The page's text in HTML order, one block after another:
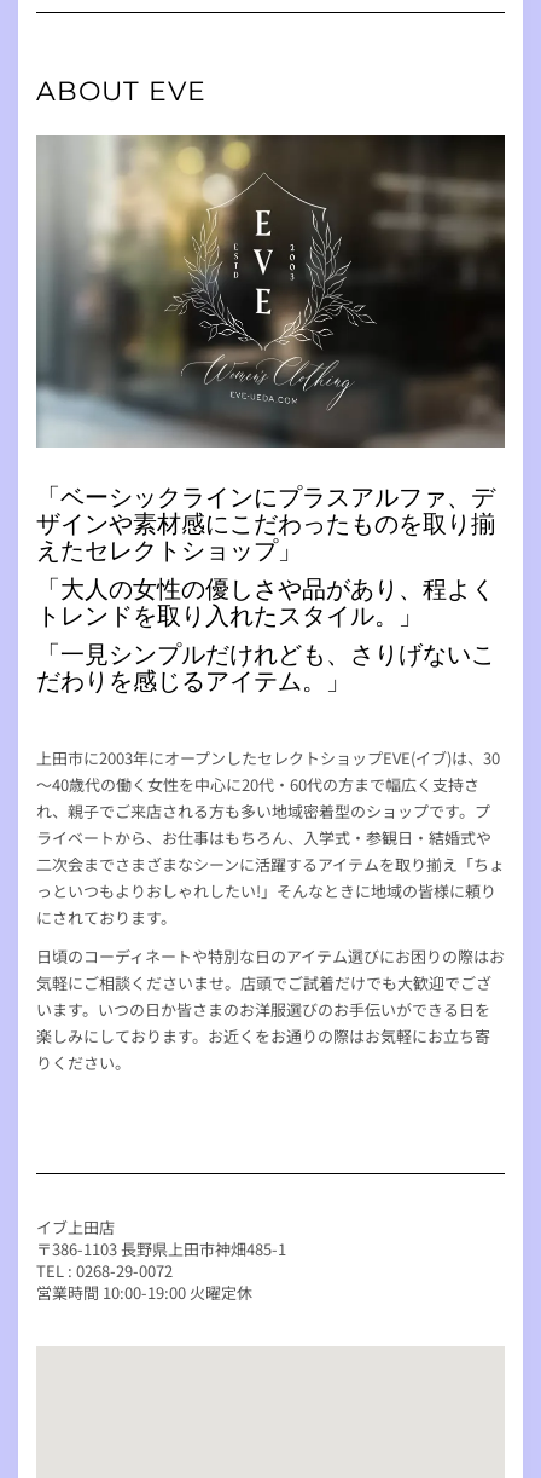
Navigation
ABOUT EVE
「ベーシックラインにプラスアルファ、デ
ザインや素材感にこだわったものを取り揃
えたセレクトショップ」
「大人の女性の優しさや品があり、程よく
トレンドを取り入れたスタイル。」
「一見シンプルだけれども、さりげないこ
だわりを感じるアイテム。」
上田市に2003年にオープンしたセレクトショップEVE(イブ)は、30
～40歳代の働く女性を中心に20代・60代の方まで幅広く支持さ
れ、親子でご来店される方も多い地域密着型のショップです。プ
ライベートから、お仕事はもちろん、入学式・参観日・結婚式や
二次会までさまざまなシーンに活躍するアイテムを取り揃え「ちょ
っといつもよりおしゃれしたい!」そんなときに地域の皆様に頼り
にされております。
日頃のコーディネートや特別な日のアイテム選びにお困りの際はお
気軽にご相談くださいませ。店頭でご試着だけでも大歓迎でござ
います。いつの日か皆さまのお洋服選びのお手伝いができる日を
楽しみにしております。お近くをお通りの際はお気軽にお立ち寄
りください。
イブ上田店
〒386-1103 長野県上田市神畑485-1
TEL : 0268-29-0072
営業時間 10:00-19:00 火曜定休